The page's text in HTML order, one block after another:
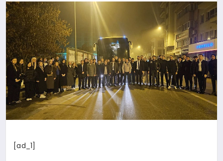
SIYASET
SPOR
YAŞAM
[ad_1]